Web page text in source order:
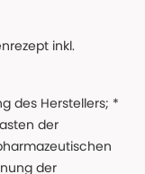
inkl.
des Herstellers; *
der
der